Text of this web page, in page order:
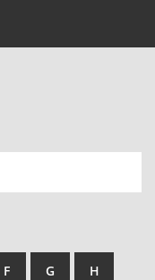
F G H